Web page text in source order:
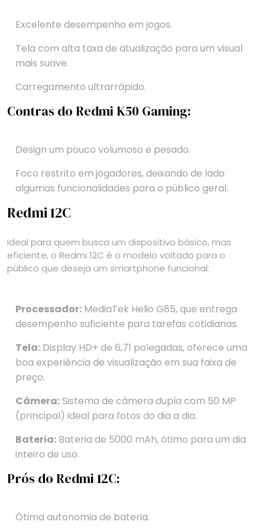
Excelente desempenho em jogos.
Tela com alta taxa de atualização para um visual
mais suave.
Carregamento ultrarrápido.
Contras do Redmi K50 Gaming:
Design um pouco volumoso e pesado.
Foco restrito em jogadores, deixando de lado
algumas funcionalidades para o público geral.
Redmi 12C
Ideal para quem busca um dispositivo básico, mas
eficiente, o Redmi 12C é o modelo voltado para o
público que deseja um smartphone funcional:
Processador: MediaTek Helio G85, que entrega
desempenho suficiente para tarefas cotidianas.
Tela: Display HD+ de 6,71 polegadas, oferece uma
boa experiência de visualização em sua faixa de
preço.
Câmera:Sistema de câmera dupla com 50 MP
(principal) ideal para fotos do dia a dia.
Bateria: Bateria de 5000 mAh, ótimo para um dia
inteiro de uso.
Prós do Redmi 12C:
Ótima autonomia de bateria.